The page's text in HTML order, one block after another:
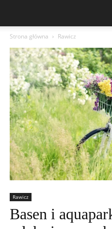
Strona główna Rawicz
Rawicz
Basen i